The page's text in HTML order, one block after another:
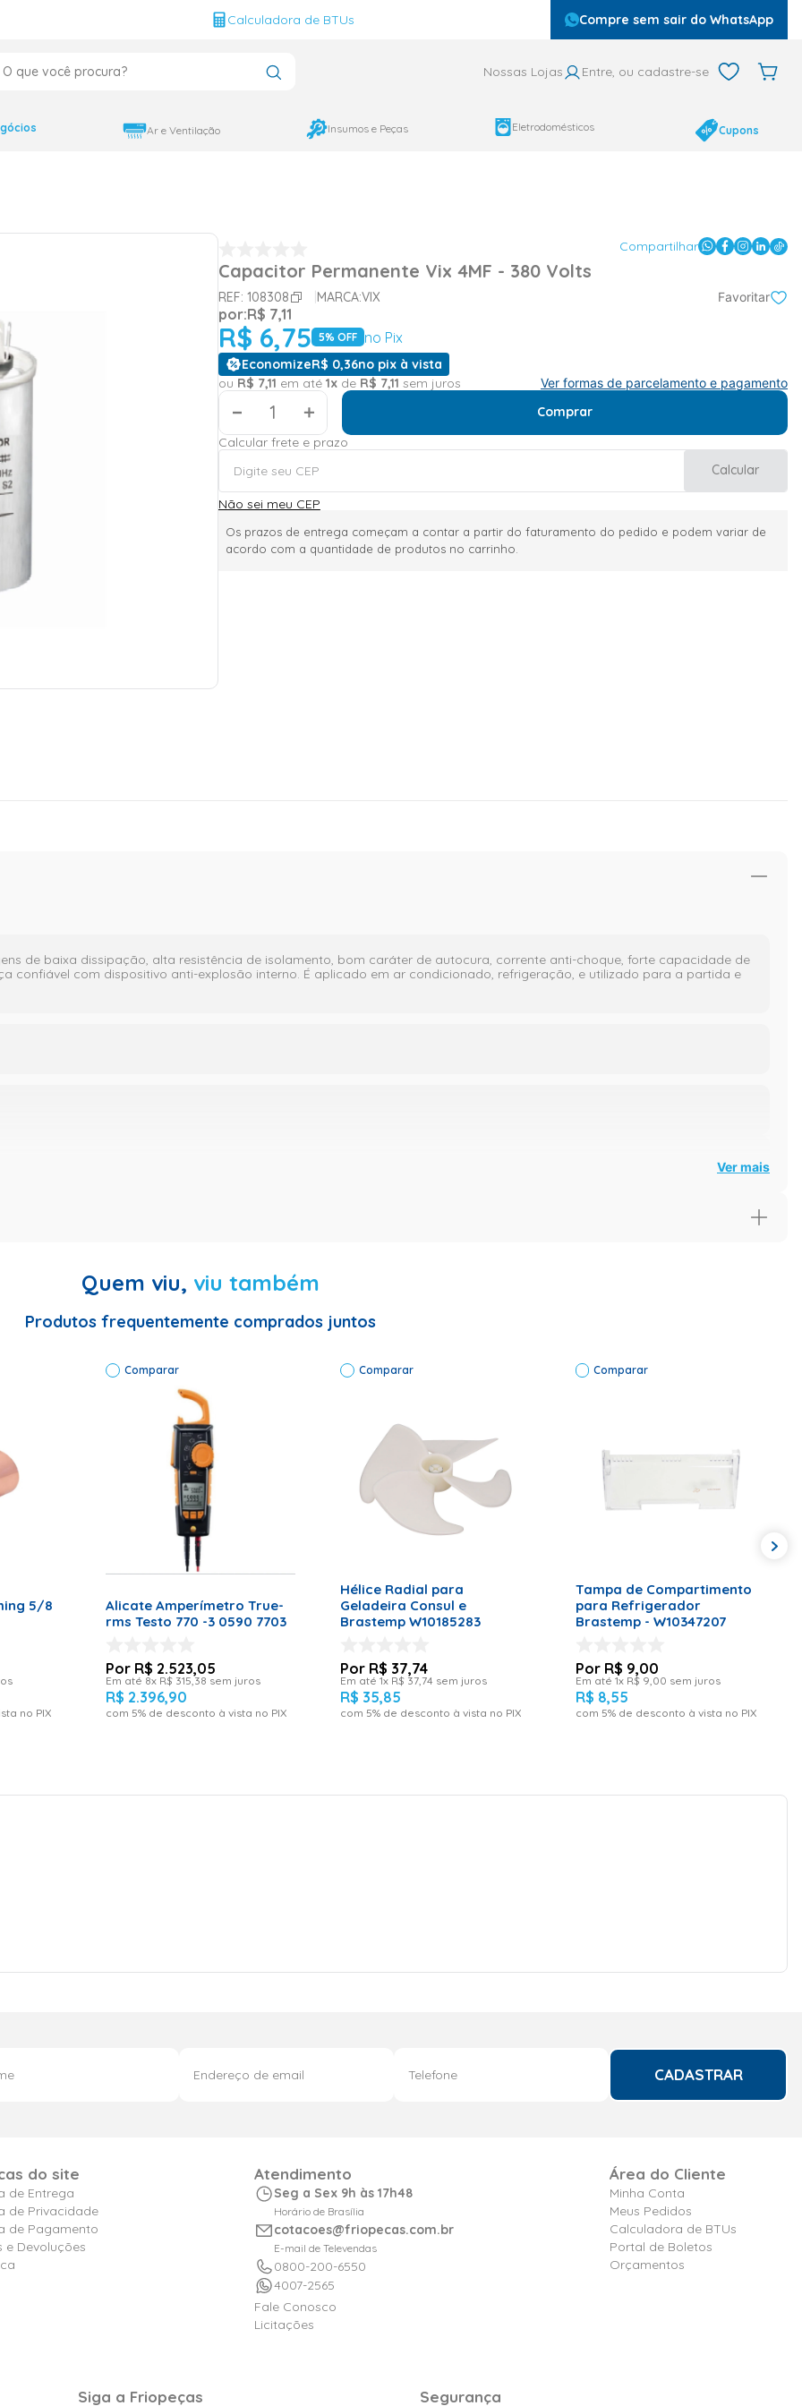
Calculadora de BTUs Compre sem sair do WhatsApp
Nossas Lojas Entre, ou cadastre-se
Ar e Ventilação Insumos e Peças Eletrodomésticos Cupons
Compartilhar
Capacitor Permanente Vix 4MF - 380 Volts
REF: 108308 MARCA:VIX Favoritar
por:R$ 7,11
R$ 6,75 5% OFF no Pix
EconomizeR$ 0,36no pix à vista
ou R$ 7,11 em até 1xde R$ 7,11 sem juros Ver formas de parcelamento e pagamento
＋
Comprar
Calcular frete e prazo
Calcular
Não sei meu CEP
Os prazos de entrega começam a contar a partir do faturamento do pedido e podem variar de
acordo com a quantidade de produtos no carrinho.
de baixa dissipação, alta resistência de isolamento, bom caráter de autocura, corrente anti-choque, forte capacidade de
confiável com dispositivo anti-explosão interno. É aplicado em ar condicionado, refrigeração, e utilizado para a partida e
Ver mais
Código:380V 4UF Código Comercial:380V 4UF
Quem viu, viu também
Produtos frequentemente comprados juntos
5/8
no PIX
Comparar
ADICIONAR AO CARRINHO
Alicate Amperímetro True-
rms Testo 770 -3 0590 7703
R$ 2.523,05
Em até 8x R$ 315 ,38 sem juros
R$ 2.396,90
com 5% de desconto à vista no PIX
Comparar
Hélice Radial para
Geladeira Consul e
Brastemp W10185283
R$ 37,74
Em até1x R$ 37 74 sem juros
R$ 35,85
com 5% de desconto à vista no PIX
Comparar
Tampa de Compartimento
para Refrigerador
Brastemp - W10347207
R$ 9,00
Em até 1x R$ 9 00 sem juros
R$ 8,55
com 5% de desconto à vista no PIX
CADASTRAR
do site
de Entrega
de Privacidade
de Pagamento
e Devoluções
Atendimento
Seg a Sex 9h às 17h48
Horário de Brasília
cotacoes@friopecas.com.br
E-mail de Televendas
0800-200-6550
4007-2565
Fale Conosco
Licitações
Área do Cliente
Minha Conta
Meus Pedidos
Calculadora de BTUs
Portal de Boletos
Orçamentos
Siga a Friopeças Segurança